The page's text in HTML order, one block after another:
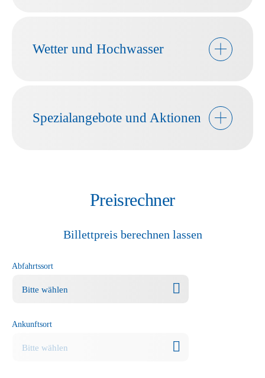
Wetter und Hochwasser
Spezialangebote und Aktionen
Preisrechner
Billettpreis berechnen lassen
Abfahrtssort
Ankunftsort